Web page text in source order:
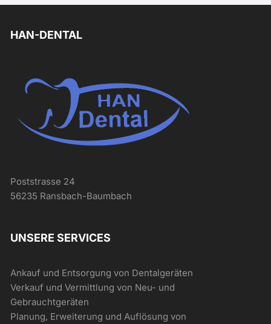
HAN-DENTAL
Poststrasse 24
56235 Ransbach-Baumbach
UNSERE SERVICES
Ankauf und Entsorgung von Dentalgeräten
Verkauf und Vermittlung von Neu- und
Gebrauchtgeräten
Planung, Erweiterung und Auflösung von